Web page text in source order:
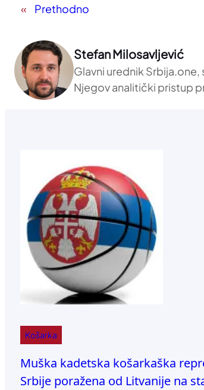
« Prethodno
Stefan Milosavljević
Glavni urednik
Njegov analitički pristup
Košarka
Muška kadetska košarkaška
Srbije poražena od Litvanije na